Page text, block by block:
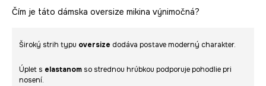
Čím je táto dámska oversize mikina výnimočná?
Široký strih typu oversize dodáva postave moderný charakter.
Úplet s elastanom so strednou hrúbkou podporuje pohodlie pri
nosení.